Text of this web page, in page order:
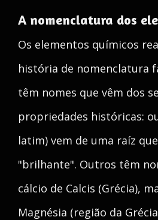
A nomenclatura dos
Os elementos químicos
história de nomenclatura
têm nomes que vêm dos
propriedades históricas:
latim) vem de uma raíz
"brilhante". Outros têm
cálcio de Calcis (Grécia),
Magnésia (região da